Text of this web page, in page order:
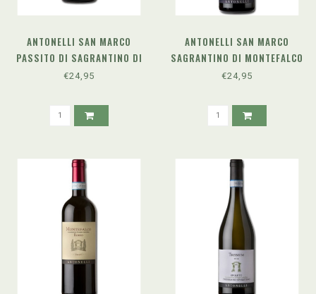
ANTONELLI SAN MARCO
PASSITO DI SAGRANTINO DI
MONTEFALCO DOCG BIO
€24,95
ANTONELLI SAN MARCO
SAGRANTINO DI MONTEFALCO
BIO (2020)
€24,95